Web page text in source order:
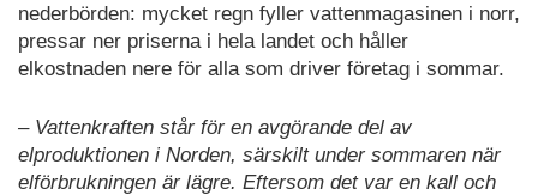
nederbörden: mycket regn fyller vattenmagasinen i norr,
pressar ner priserna i hela landet och håller
elkostnaden nere för alla som driver företag i sommar.
– Vattenkraften står för en avgörande del av
elproduktionen i Norden, särskilt under sommaren när
elförbrukningen är lägre. Eftersom det var en kall och